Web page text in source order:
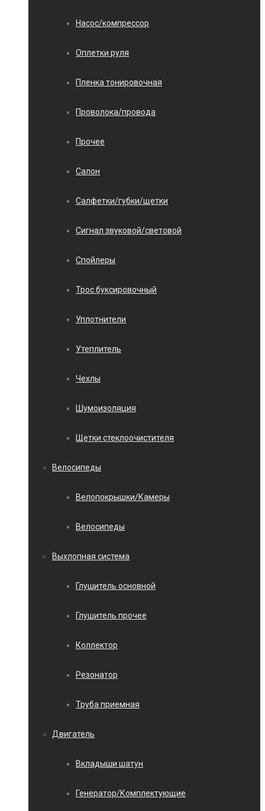
Насос/компрессор
Оплетки руля
Пленка тонировочная
Проволока/провода
Прочее
Салон
Салфетки/губки/щетки
Сигнал звуковой/световой
Спойлеры
Трос буксировочный
Уплотнители
Утеплитель
Чехлы
Шумоизоляция
Щетки стеклоочистителя
Велосипеды
Велопокрышки/Камеры
Велосипеды
Выхлопная система
Глушитель основной
Глушитель прочее
Коллектор
Резонатор
Труба приемная
Двигатель
Вкладыши шатун
Генератор/Комплектующие